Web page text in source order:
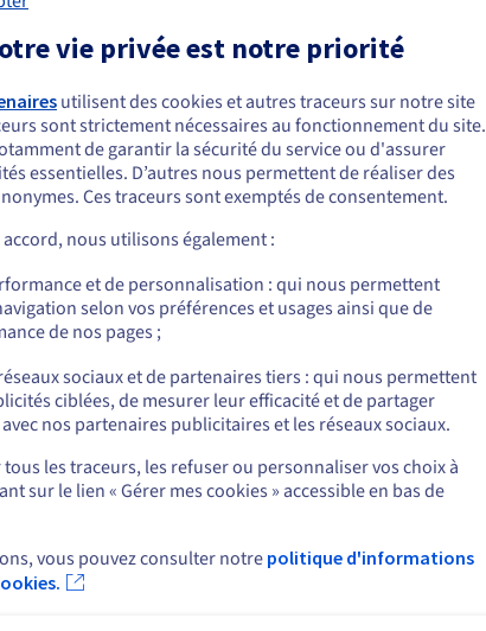
Conditions d'éligibilité
ou morales, sans restriction géographique.
de gestion et notifications
vie privée est notre priorité
utilisent des cookies et autres traceurs sur notre site
sont strictement nécessaires au fonctionnement du site.
de garantir la sécurité du service ou d'assurer
essentielles. D’autres nous permettent de réaliser des
Ces traceurs sont exemptés de consentement.
nous utilisons également :
et de personnalisation : qui nous permettent
selon vos préférences et usages ainsi que de
de nos pages ;
sociaux et de partenaires tiers : qui nous permettent
ciblées, de mesurer leur efficacité et de partager
nos partenaires publicitaires et les réseaux sociaux.
les traceurs, les refuser ou personnaliser vos choix à
sur le lien « Gérer mes cookies » accessible en bas de
vous pouvez consulter notre politique d'informations